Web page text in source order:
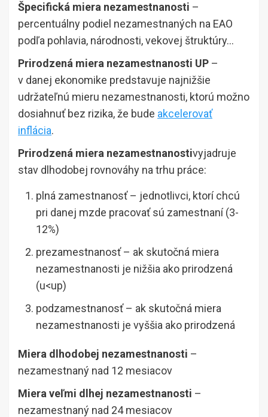
Špecifická miera nezamestnanosti –
percentuálny podiel nezamestnaných na EAO
podľa pohlavia, národnosti, vekovej štruktúry…
Prirodzená miera nezamestnanosti UP –
v danej ekonomike predstavuje najnižšie
udržateľnú mieru nezamestnanosti, ktorú možno
dosiahnuť bez rizika, že bude akcelerovať
inflácia.
Prirodzená miera nezamestnanostivyjadruje
stav dlhodobej rovnováhy na trhu práce:
plná zamestnanosť – jednotlivci, ktorí chcú
pri danej mzde pracovať sú zamestnaní (3-
12%)
prezamestnanosť – ak skutočná miera
nezamestnanosti je nižšia ako prirodzená
(u<up)
podzamestnanosť – ak skutočná miera
nezamestnanosti je vyššia ako prirodzená
Miera dlhodobej nezamestnanosti –
nezamestnaný nad 12 mesiacov
Miera veľmi dlhej nezamestnanosti –
nezamestnaný nad 24 mesiacov